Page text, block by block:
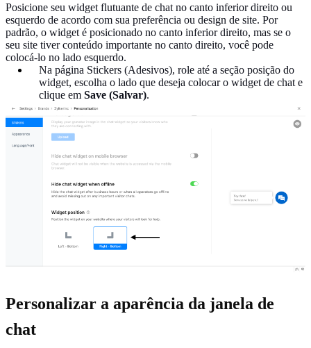
Posicione seu widget flutuante de chat no canto inferior direito ou
esquerdo de acordo com sua preferência ou design de site. Por
padrão, o widget é posicionado no canto inferior direito, mas se o
seu site tiver conteúdo importante no canto direito, você pode
colocá-lo no lado esquerdo.
Na página Stickers (Adesivos), role até a seção posição do
widget, escolha o lado que deseja colocar o widget de chat e
clique em Save (Salvar).
Personalizar a aparência da janela de
chat